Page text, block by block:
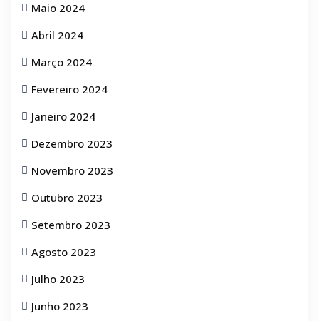
Maio 2024
Abril 2024
Março 2024
Fevereiro 2024
Janeiro 2024
Dezembro 2023
Novembro 2023
Outubro 2023
Setembro 2023
Agosto 2023
Julho 2023
Junho 2023